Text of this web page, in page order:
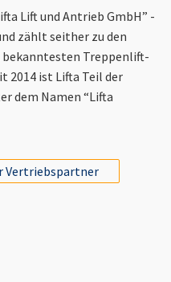
Lift und Antrieb GmbH” -
zählt seither zu den
Treppenlift-
2014 ist Lifta Teil der
dem Namen “Lifta
Vertriebspartner